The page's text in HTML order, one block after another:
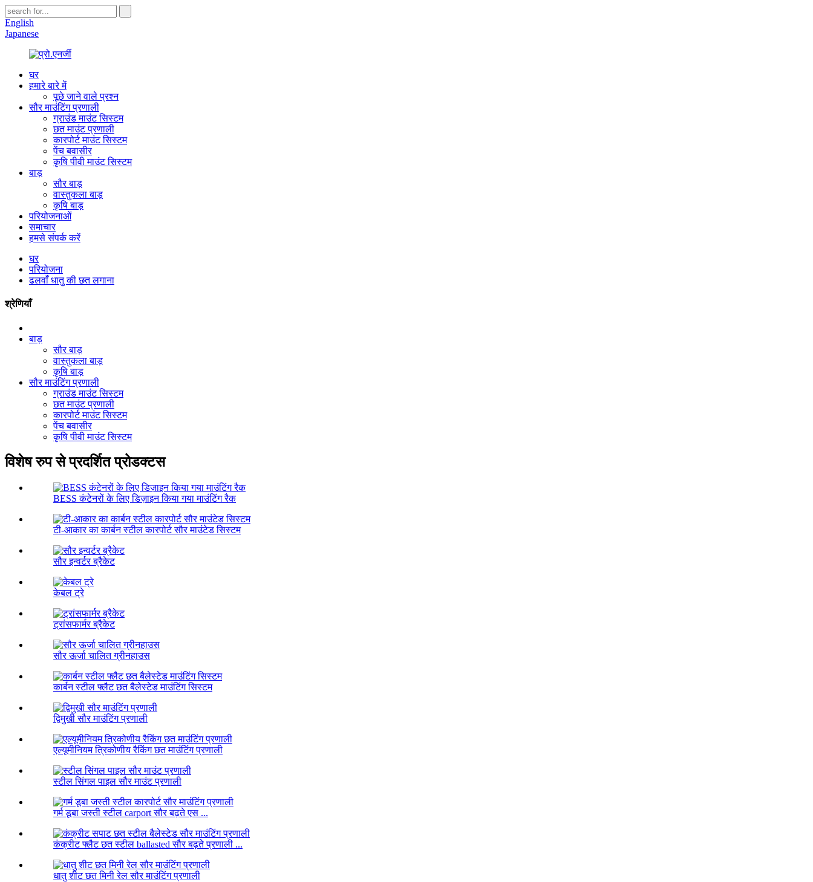
English
Japanese
घर
हमारे बारे में
पूछे जाने वाले प्रश्न
सौर माउंटिंग प्रणाली
ग्राउंड माउंट सिस्टम
छत माउंट प्रणाली
कारपोर्ट माउंट सिस्टम
पेंच बवासीर
कृषि पीवी माउंट सिस्टम
बाड़
सौर बाड़
वास्तुकला बाड़
कृषि बाड़
परियोजनाओं
समाचार
हमसे संपर्क करें
घर
परियोजना
ढलवाँ धातु की छत लगाना
श्रेणियाँ
बाड़
सौर बाड़
वास्तुकला बाड़
कृषि बाड़
सौर माउंटिंग प्रणाली
ग्राउंड माउंट सिस्टम
छत माउंट प्रणाली
कारपोर्ट माउंट सिस्टम
पेंच बवासीर
कृषि पीवी माउंट सिस्टम
विशेष रुप से प्रदर्शित प्रोडक्टस
BESS कंटेनरों के लिए डिज़ाइन किया गया माउंटिंग रैक
टी-आकार का कार्बन स्टील कारपोर्ट सौर माउंटेड सिस्टम
सौर इन्वर्टर ब्रैकेट
केबल ट्रे
ट्रांसफार्मर ब्रैकेट
सौर ऊर्जा चालित ग्रीनहाउस
कार्बन स्टील फ्लैट छत बैलेस्टेड माउंटिंग सिस्टम
द्विमुखी सौर माउंटिंग प्रणाली
एल्यूमीनियम त्रिकोणीय रैकिंग छत माउंटिंग प्रणाली
स्टील सिंगल पाइल सौर माउंट प्रणाली
गर्म डूबा जस्ती स्टील carport सौर बढ़ते एस ...
कंक्रीट फ्लैट छत स्टील ballasted सौर बढ़ते प्रणाली ...
धातु शीट छत मिनी रेल सौर माउंटिंग प्रणाली